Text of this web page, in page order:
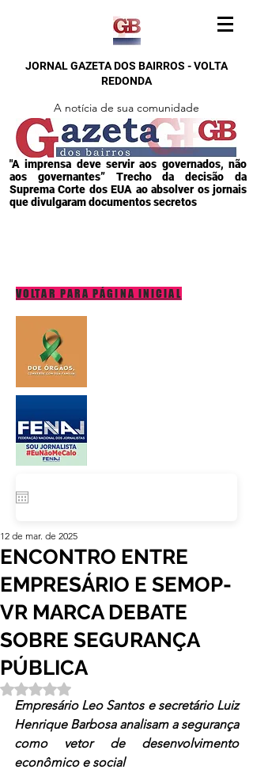
JORNAL GAZETA DOS BAIRROS - VOLTA
REDONDA
A notícia de sua comunidade
"A imprensa deve servir aos governados, não
aos governantes” Trecho da decisão da
Suprema Corte dos EUA ao absolver os jornais
que divulgaram documentos secretos
VOLTAR PARA PÁGINA INICIAL
ENCONTRO ENTRE
EMPRESÁRIO E SEMOP-
VR MARCA DEBATE
SOBRE SEGURANÇA
PÚBLICA
12 de mar. de 2025
Avaliado com NaN de 5 estrelas.
Empresário Leo Santos e secretário Luiz
Henrique Barbosa analisam a segurança
como vetor de desenvolvimento
econômico e social